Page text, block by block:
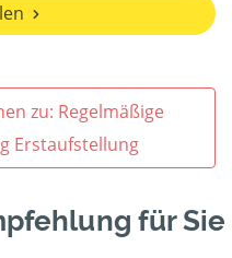
zu: Regelmäßige
Erstaufstellung
für Sie